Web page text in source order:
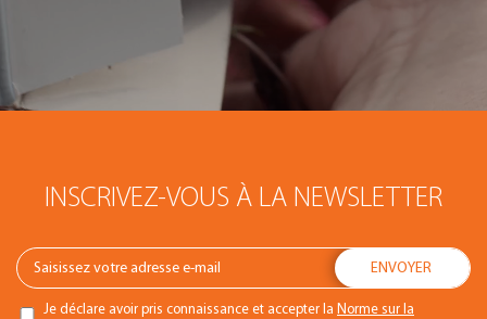
INSCRIVEZ-VOUS À LA NEWSLETTER
Je déclare avoir pris connaissance et accepter la Norme sur la